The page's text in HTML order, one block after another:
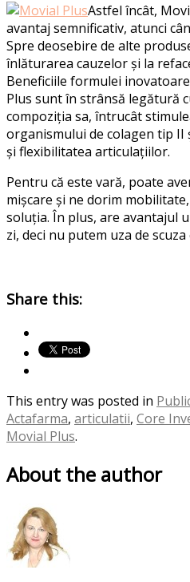
Astfel încât,
avantaj semnificativ, atunci
Spre deosebire de alte
înlăturarea cauzelor și la
Beneficiile formulei
Plus sunt în strânsă legătură
compoziția sa, întrucât
organismului de colagen tip
și flexibilitatea articulațiilor.
Pentru că este vară, poate
mișcare și ne dorim
soluția. În plus, are avantajul
zi, deci nu putem uza de
Share this:
This entry was posted in
Actafarma, articulatii, Core
Movial Plus.
About the author